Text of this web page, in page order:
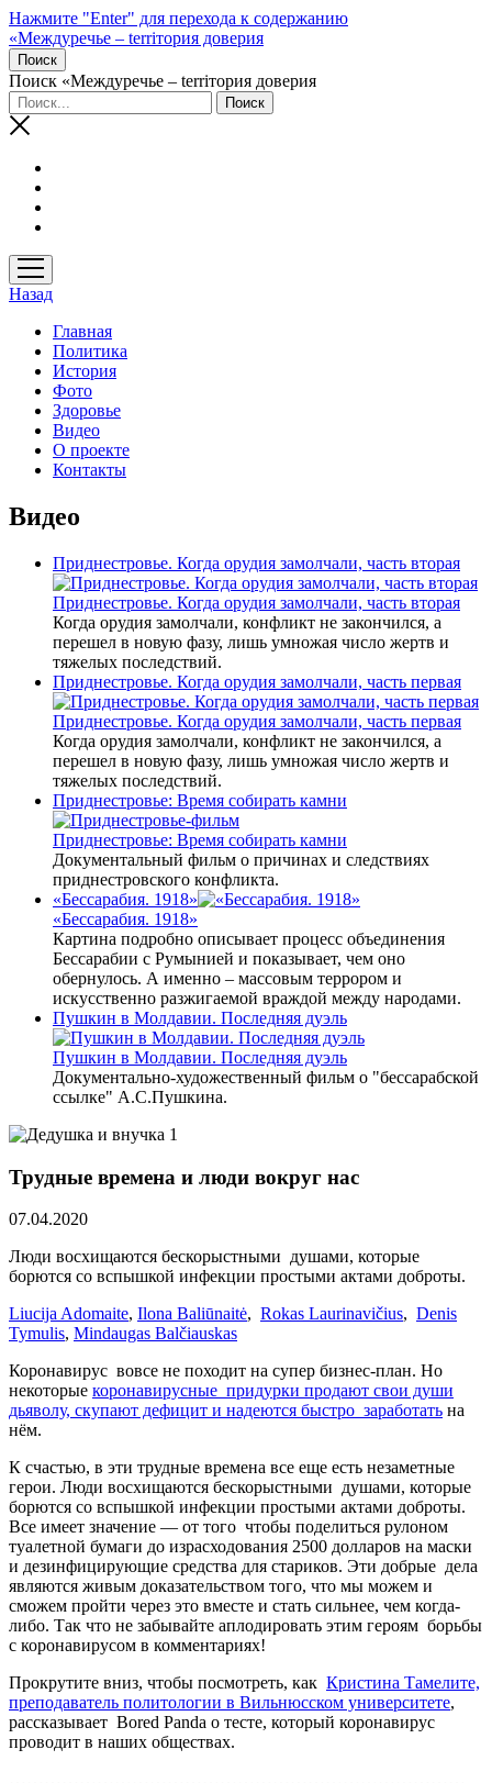
Нажмите "Enter" для перехода к содержанию
«Междуречье – terriтория доверия
Поиск
Поиск «Междуречье – terriтория доверия
открыть
меню
Назад
Главная
Политика
История
Фото
Здоровье
Видео
О проекте
Контакты
Видео
Приднестровье. Когда орудия замолчали, часть вторая
Приднестровье. Когда орудия замолчали, часть вторая
Когда орудия замолчали, конфликт не закончился, а
перешел в новую фазу, лишь умножая число жертв и
тяжелых последствий.
Приднестровье. Когда орудия замолчали, часть первая
Приднестровье. Когда орудия замолчали, часть первая
Когда орудия замолчали, конфликт не закончился, а
перешел в новую фазу, лишь умножая число жертв и
тяжелых последствий.
Приднестровье: Время собирать камни
Приднестровье: Время собирать камни
Документальный фильм о причинах и следствиях
приднестровского конфликта.
«Бессарабия. 1918»
«Бессарабия. 1918»
Картина подробно описывает процесс объединения
Бессарабии с Румынией и показывает, чем оно
обернулось. А именно – массовым террором и
искусственно разжигаемой враждой между народами.
Пушкин в Молдавии. Последняя дуэль
Пушкин в Молдавии. Последняя дуэль
Документально-художественный фильм о "бессарабской
ссылке" А.С.Пушкина.
Трудные времена и люди вокруг нас
07.04.2020
Люди восхищаются бескорыстными душами, которые
борются со вспышкой инфекции простыми актами доброты.
Liucija Adomaite, Ilona Baliūnaitė, Rokas Laurinavičius, Denis
Tymulis, Mindaugas Balčiauskas
Коронавирус вовсе не походит на супер бизнес-план. Но
некоторые коронавирусные придурки продают свои души
дьяволу, скупают дефицит и надеются быстро заработать на
нём.
К счастью, в эти трудные времена все еще есть незаметные
герои. Люди восхищаются бескорыстными душами, которые
борются со вспышкой инфекции простыми актами доброты.
Все имеет значение — от того чтобы поделиться рулоном
туалетной бумаги до израсходования 2500 долларов на маски
и дезинфицирующие средства для стариков. Эти добрые дела
являются живым доказательством того, что мы можем и
сможем пройти через это вместе и стать сильнее, чем когда-
либо. Так что не забывайте аплодировать этим героям борьбы
с коронавирусом в комментариях!
Прокрутите вниз, чтобы посмотреть, как Кристина Тамелите,
преподаватель политологии в Вильнюсском университете,
рассказывает Bored Panda о тесте, который коронавирус
проводит в наших обществах.